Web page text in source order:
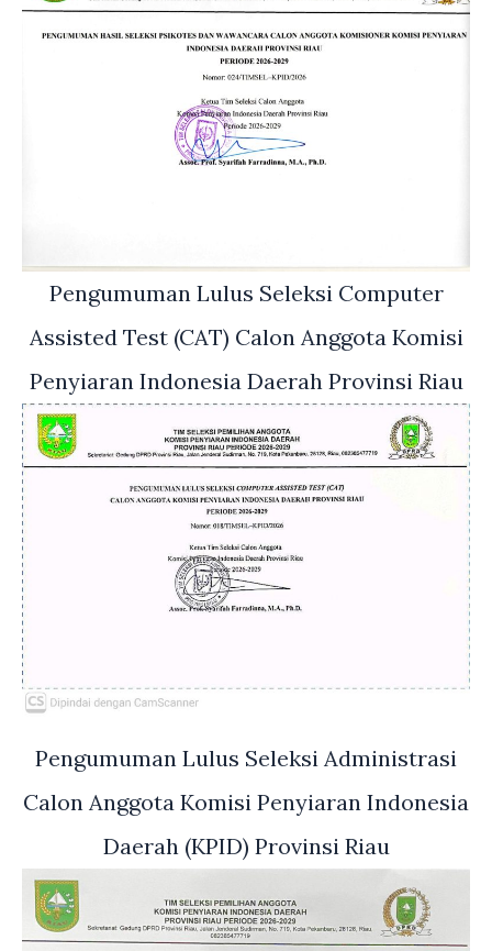
Pengumuman Lulus Seleksi Computer
Assisted Test (CAT) Calon Anggota Komisi
Penyiaran Indonesia Daerah Provinsi Riau
Pengumuman Lulus Seleksi Administrasi
Calon Anggota Komisi Penyiaran Indonesia
Daerah (KPID) Provinsi Riau